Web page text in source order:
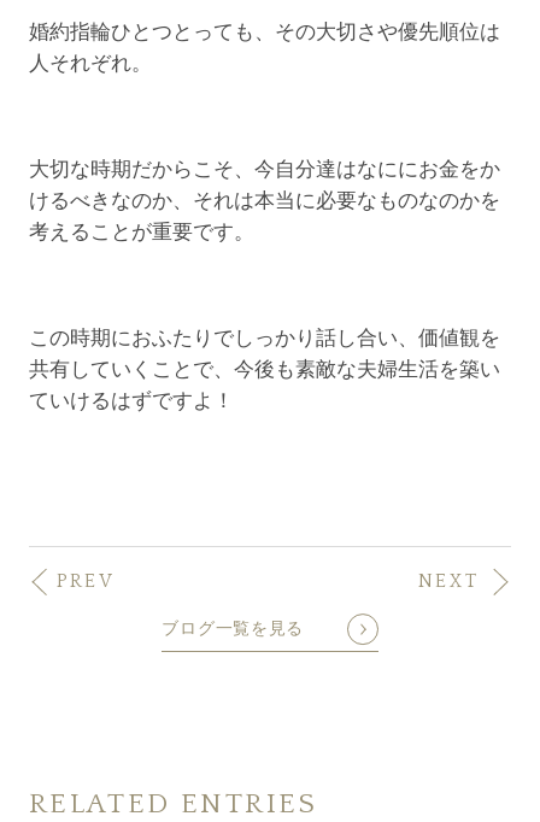
婚約指輪ひとつとっても、その大切さや優先順位は
人それぞれ。
大切な時期だからこそ、今自分達はなににお金をか
けるべきなのか、それは本当に必要なものなのかを
考えることが重要です。
この時期におふたりでしっかり話し合い、価値観を
共有していくことで、今後も素敵な夫婦生活を築い
ていけるはずですよ！
PREV NEXT
ブログ一覧を見る
RELATED ENTRIES